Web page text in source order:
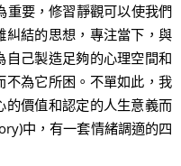
要，修習靜觀可以使我們
結的思想，專注當下，與
自己製造足夠的心理空間和
為它所困。不單如此，我
價值和認定的人生意義而
中，有一套情緒調適的四